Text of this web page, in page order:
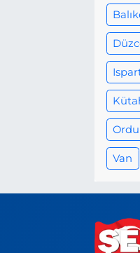
Ordu
Van